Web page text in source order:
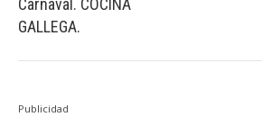
Carnaval. COCINA
GALLEGA.
Publicidad